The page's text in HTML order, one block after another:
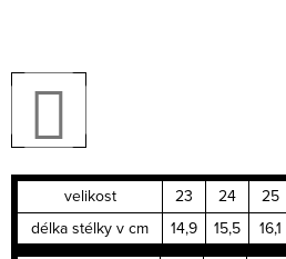
velikost 23 24 25
délka stélky v cm
14,9 15,5 16,1